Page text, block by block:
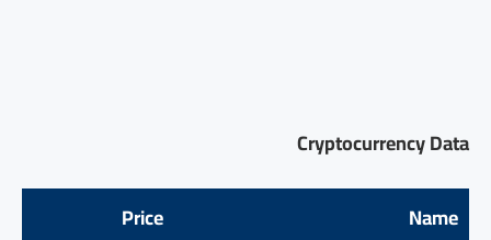
Cryptocurrency Data
Name
Price